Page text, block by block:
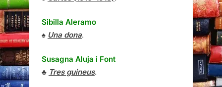
Sibilla Aleramo
♠ Una dona.
Susagna Aluja i Font
♣ Tres guineus.